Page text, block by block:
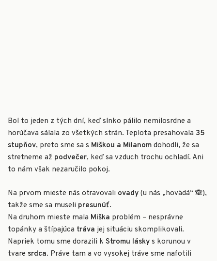
Bol to jeden z tých dní, keď slnko pálilo nemilosrdne a
horúčava sálala zo všetkých strán. Teplota presahovala 35
stupňov, preto sme sa s Miškou a Milanom dohodli, že sa
stretneme až podvečer, keď sa vzduch trochu ochladí. Ani
to nám však nezaručilo pokoj.
Na prvom mieste nás otravovali ovady (u nás „hovädá“ 🙈),
takže sme sa museli presunúť.
Na druhom mieste mala Miška problém – nesprávne
topánky a štípajúca tráva jej situáciu skomplikovali.
Napriek tomu sme dorazili k Stromu lásky s korunou v
tvare srdca. Práve tam a vo vysokej tráve sme nafotili